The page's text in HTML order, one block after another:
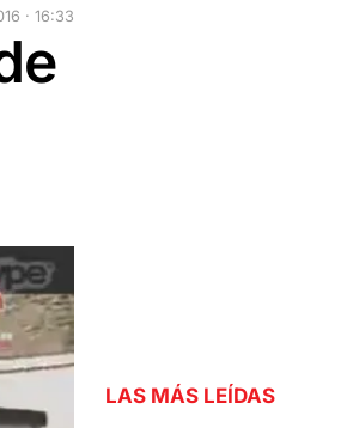
· 16:33
LAS MÁS LEÍDAS